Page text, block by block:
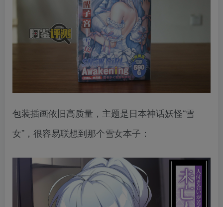
包装插画依旧高质量，主题是日本神话妖怪“雪
女”，很容易联想到那个雪女本子：